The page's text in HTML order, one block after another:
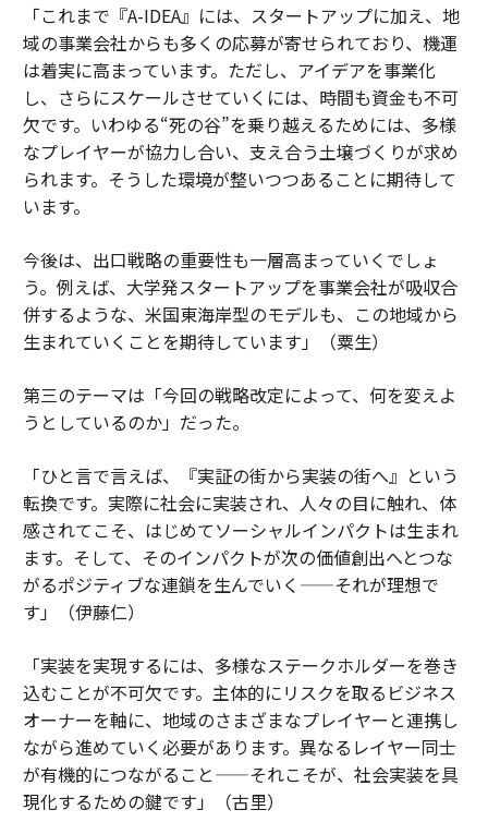
「これまで『A-IDEA』には、スタートアップに加え、地
域の事業会社からも多くの応募が寄せられており、機運
は着実に高まっています。ただし、アイデアを事業化
し、さらにスケールさせていくには、時間も資金も不可
欠です。いわゆる“死の谷”を乗り越えるためには、多様
なプレイヤーが協力し合い、支え合う土壌づくりが求め
られます。そうした環境が整いつつあることに期待して
います。
今後は、出口戦略の重要性も一層高まっていくでしょ
う。例えば、大学発スタートアップを事業会社が吸収合
併するような、米国東海岸型のモデルも、この地域から
生まれていくことを期待しています」（粟生）
第三のテーマは「今回の戦略改定によって、何を変えよ
うとしているのか」だった。
「ひと言で言えば、『実証の街から実装の街へ』という
転換です。実際に社会に実装され、人々の目に触れ、体
感されてこそ、はじめてソーシャルインパクトは生まれ
ます。そして、そのインパクトが次の価値創出へとつな
がるポジティブな連鎖を生んでいく——それが理想で
す」（伊藤仁）
「実装を実現するには、多様なステークホルダーを巻き
込むことが不可欠です。主体的にリスクを取るビジネス
オーナーを軸に、地域のさまざまなプレイヤーと連携し
ながら進めていく必要があります。異なるレイヤー同士
が有機的につながること——それこそが、社会実装を具
現化するための鍵です」（古里）